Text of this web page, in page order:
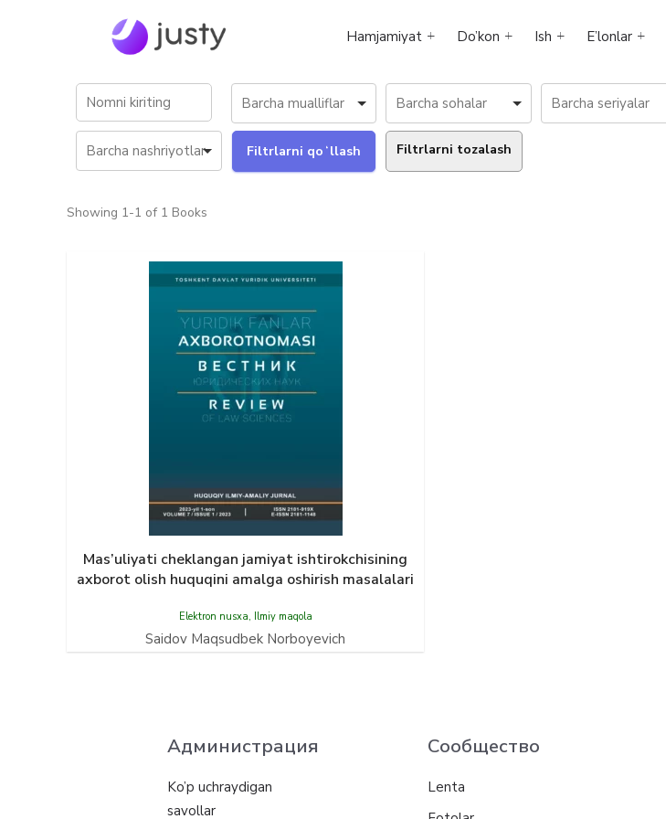
Hamjamiyat Do’kon Ish E’lonlar
Filtrlarni tozalash
Showing 1-1 of 1 Books
Mas’uliyati cheklangan jamiyat ishtirokchisining
axborot olish huquqini amalga oshirish masalalari
Elektron nusxa, Ilmiy maqola
Saidov Maqsudbek Norboyevich
Администрация
Ko’p uchraydigan
savollar
Сообщество
Lenta